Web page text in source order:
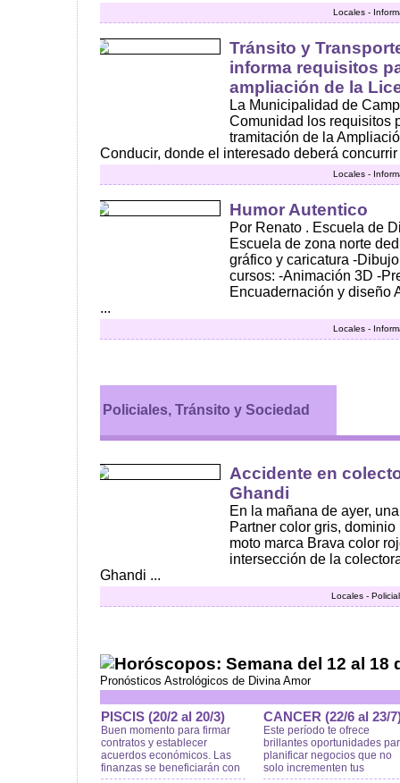
Locales -
Tránsito y
informa requisitos
ampliación de la
La Municipalidad de
Comunidad los requisitos
tramitación de la
Conducir, donde el interesado deberá concurrir
Locales -
Humor Autentico
Por Renato . Escuela de
Escuela de zona norte
gráfico y caricatura -
cursos: -Animación 3D -
Encuadernación y diseño
...
Locales -
Policiales, Tránsito y Sociedad
Accidente en
Ghandi
En la mañana de ayer,
Partner color gris,
moto marca Brava color
intersección de la
Ghandi ...
Locales -
Horóscopos: Semana del 12 al 18
Pronósticos Astrológicos de Divina Amor
PISCIS (20/2 al 20/3)
Buen momento para firmar
contratos y establecer
acuerdos económicos. Las
finanzas se beneficiarán con
CANCER (22/6 al 23/
Este período te ofrece
brillantes oportunidades
planificar negocios que no
solo incrementen tus